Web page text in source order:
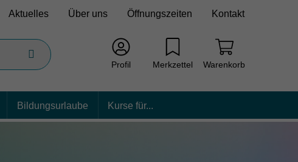
Aktuelles Über uns Öffnungszeiten Kontakt
Profil Merkzettel Warenkorb
Bildungsurlaube Kurse für...